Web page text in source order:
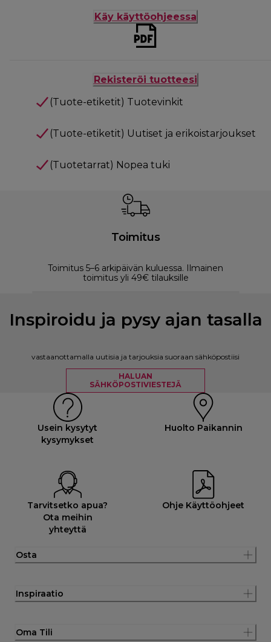
Käy käyttöohjeessa
Rekisteröi tuotteesi
(Tuote-etiketit) Tuotevinkit
(Tuote-etiketit) Uutiset ja erikoistarjoukset
(Tuotetarrat) Nopea tuki
Toimitus
Toimitus 5–6 arkipäivän kuluessa. Ilmainen
toimitus yli 49€ tilauksille
Inspiroidu ja pysy ajan tasalla
vastaanottamalla uutisia ja tarjouksia suoraan sähköpostiisi
HALUAN
SÄHKÖPOSTIVIESTEJÄ
Usein kysytyt
kysymykset
Huolto Paikannin
Tarvitsetko apua?
Ota meihin
yhteyttä
Ohje Käyttöohjeet
Osta
Inspiraatio
Oma Tili